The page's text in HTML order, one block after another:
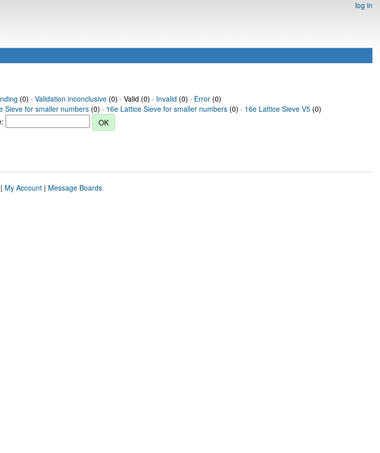
log in
(0) · Validation inconclusive(0) · Valid (0) · Invalid (0) · Error(0)
Sieve for smaller numbers (0) · 16e Lattice Sieve for smaller numbers (0) · 16e Lattice Sieve V5 (0)
My Account| Message Boards